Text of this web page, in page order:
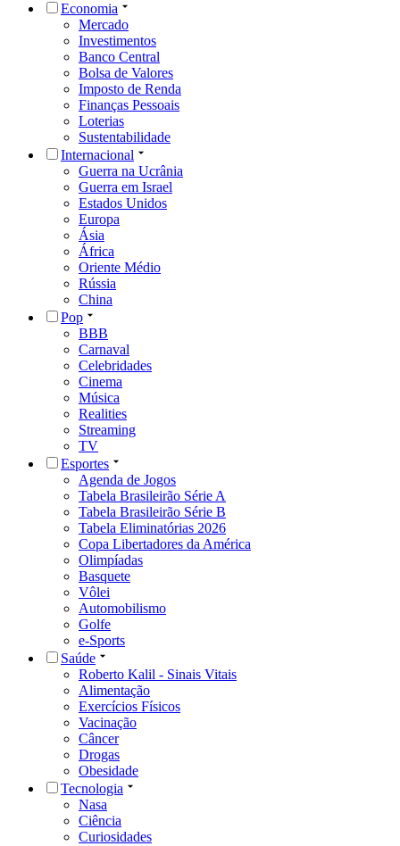
Economia
Mercado
Investimentos
Banco Central
Bolsa de Valores
Imposto de Renda
Finanças Pessoais
Loterias
Sustentabilidade
Internacional
Guerra na Ucrânia
Guerra em Israel
Estados Unidos
Europa
Ásia
África
Oriente Médio
Rússia
China
Pop
BBB
Carnaval
Celebridades
Cinema
Música
Realities
Streaming
TV
Esportes
Agenda de Jogos
Tabela Brasileirão Série A
Tabela Brasileirão Série B
Tabela Eliminatórias 2026
Copa Libertadores da América
Olimpíadas
Basquete
Vôlei
Automobilismo
Golfe
e-Sports
Saúde
Roberto Kalil - Sinais Vitais
Alimentação
Exercícios Físicos
Vacinação
Câncer
Drogas
Obesidade
Tecnologia
Nasa
Ciência
Curiosidades